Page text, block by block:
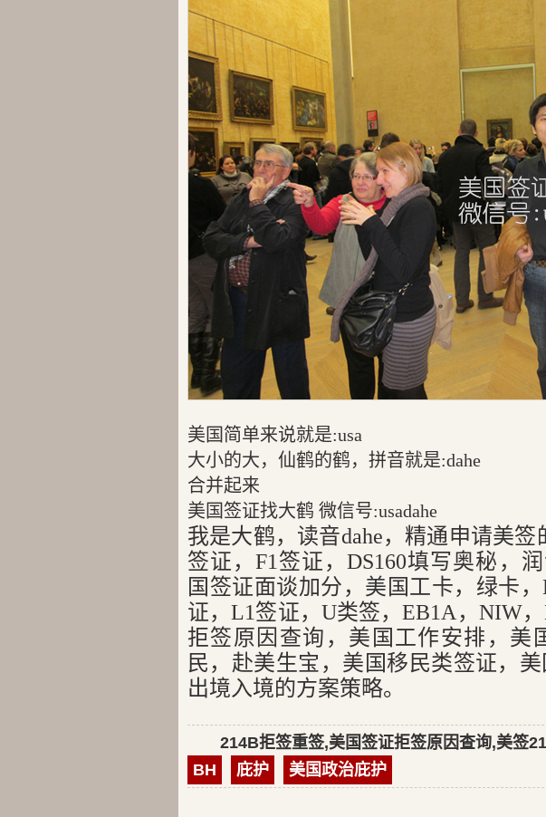
美国简单来说就是:usa
大小的大，仙鹤的鹤，拼音就是:dahe
合并起来
美国签证找大鹤 微信号:usadahe
我是大鹤，读音dahe，精通申请美
签证，F1签证，DS160填写奥秘，
国签证面谈加分，美国工卡，绿卡
证，L1签证，U类签，EB1A，NIW
拒签原因查询，美国工作安排，美
民，赴美生宝，美国移民类签证，
出境入境的方案策略。
214B拒签重签,美国签证拒签原因查询,美签
BH
庇护 美国政治庇护